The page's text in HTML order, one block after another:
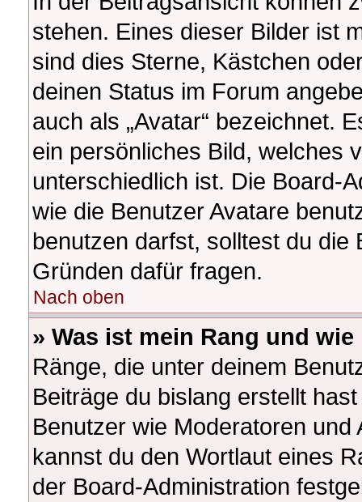
stehen. Eines dieser Bilder ist
sind dies Sterne, Kästchen
deinen Status im Forum
auch als „Avatar“ bezeichnet.
ein persönliches Bild, welches
unterschiedlich ist. Die Board-
wie die Benutzer Avatare
benutzen darfst, solltest du die
Gründen dafür fragen.
Nach oben
» Was ist mein Rang und
Ränge, die unter deinem
Beiträge du bislang erstellt
Benutzer wie Moderatoren
kannst du den Wortlaut eines
der Board-Administration